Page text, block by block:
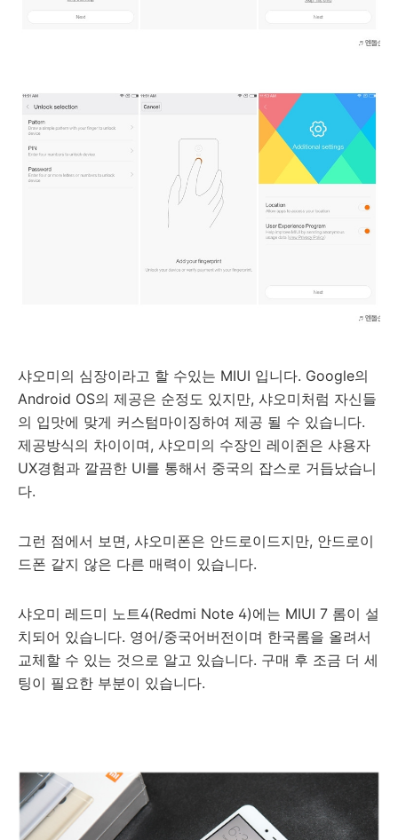
샤오미의 심장이라고 할 수있는 MIUI 입니다. Google의
Android OS의 제공은 순정도 있지만, 샤오미처럼 자신들
의 입맛에 맞게 커스텀마이징하여 제공 될 수 있습니다.
제공방식의 차이이며, 샤오미의 수장인 레이쥔은 샤용자
UX경험과 깔끔한 UI를 통해서 중국의 잡스로 거듭났습니
다.
그런 점에서 보면, 샤오미폰은 안드로이드지만, 안드로이
드폰 같지 않은 다른 매력이 있습니다.
샤오미 레드미 노트4(Redmi Note 4)에는 MIUI 7 롬이 설
치되어 있습니다. 영어/중국어버전이며 한국롬을 올려서
교체할 수 있는 것으로 알고 있습니다. 구매 후 조금 더 세
팅이 필요한 부분이 있습니다.